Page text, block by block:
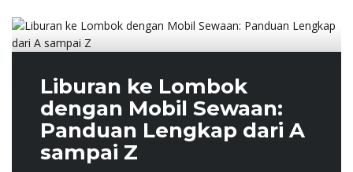
Liburan ke Lombok
dengan Mobil Sewaan:
Panduan Lengkap dari A
sampai Z